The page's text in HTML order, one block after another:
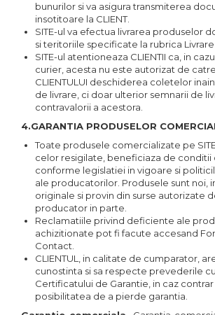
bunurilor si va asigura transmiterea
insotitoare la CLIENT.
SITE-ul va efectua livrarea produselor
si teritoriile specificate la rubrica Livrare
SITE-ul atentioneaza CLIENTII ca, in
curier, acesta nu este autorizat de
CLIENTULUI deschiderea coletelor
de livrare, ci doar ulterior semnarii de
contravalorii a acestora.
4.GARANTIA PRODUSELOR
Toate produsele comercializate pe
celor resigilate, beneficiaza de conditii
conforme legislatiei in vigoare si
ale producatorilor. Produsele sunt noi,
originale si provin din surse autorizate
producator in parte.
Reclamatiile privind deficiente ale
achizitionate pot fi facute accesand
Contact.
CLIENTUL, in calitate de cumparator,
cunostinta si sa respecte prevederile
Certificatului de Garantie, in caz
posibilitatea de a pierde garantia.